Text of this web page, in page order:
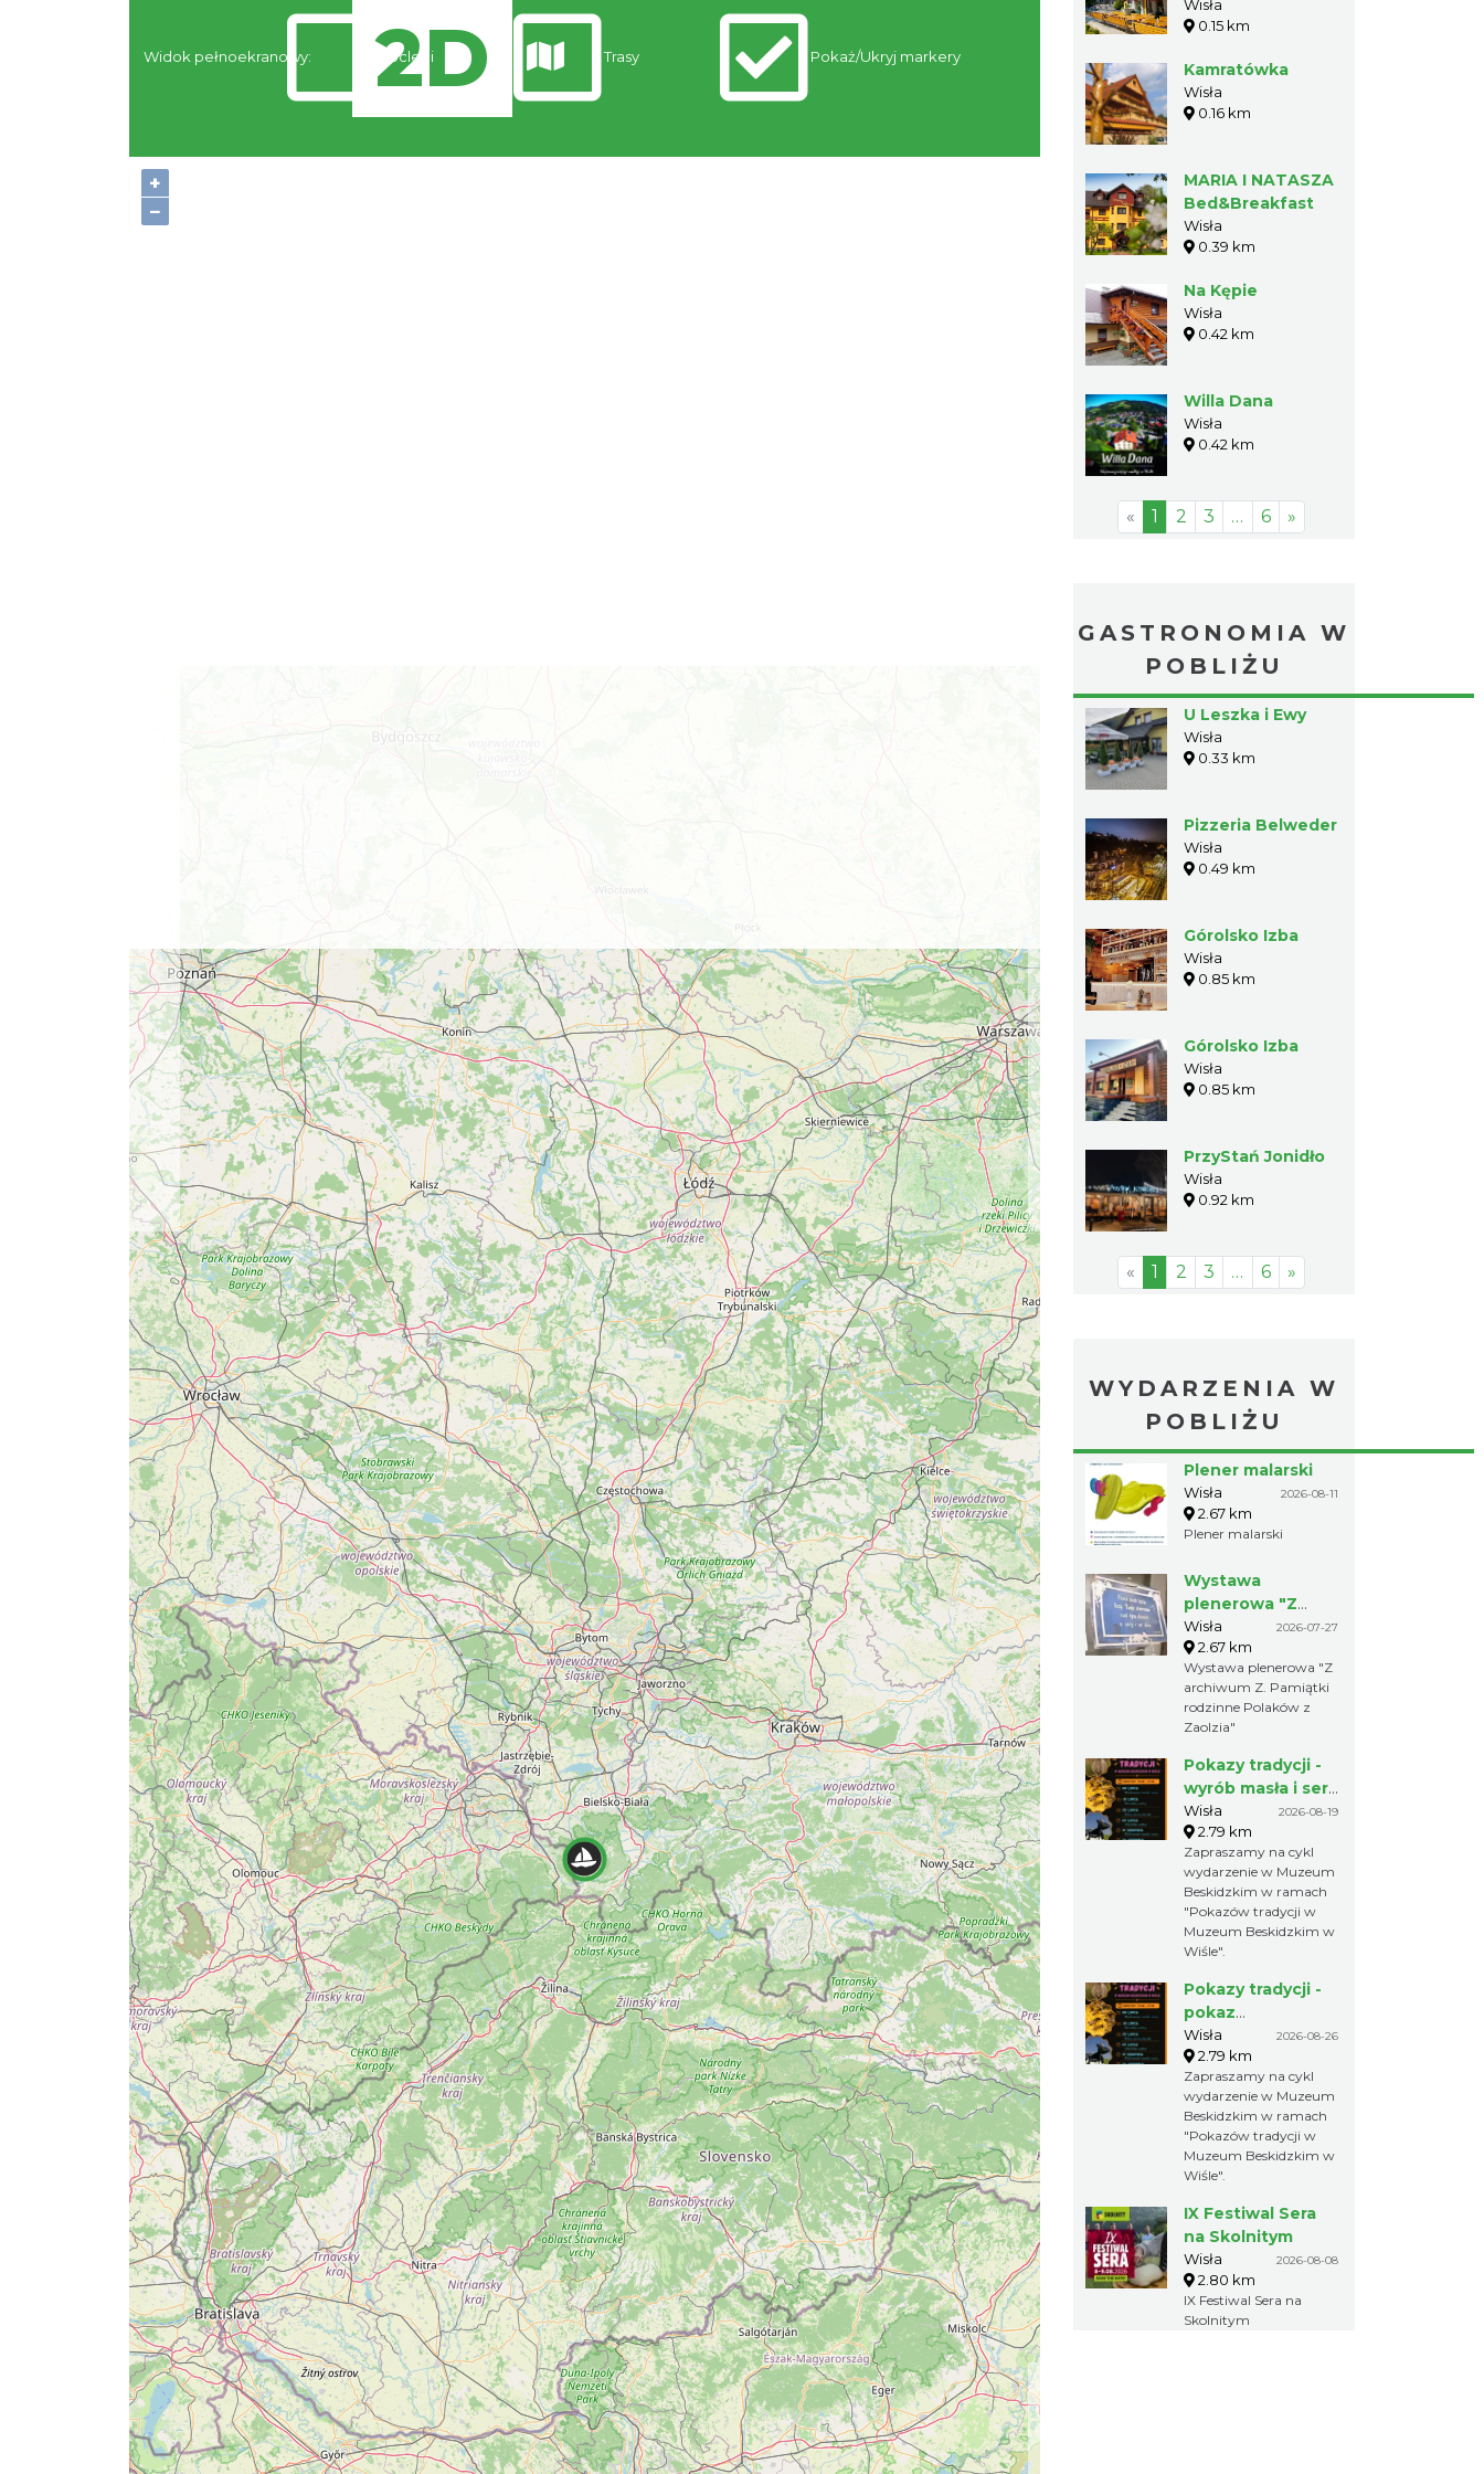
+
−
Widok pełnoekranowy: Noclegi Trasy Pokaż/Ukryj markery
Wisła
0.15 km
Kamratówka
Wisła
0.16 km
MARIA I NATASZA
Bed&Breakfast
Wisła
0.39 km
Na Kępie
Wisła
0.42 km
Willa Dana
Wisła
0.42 km
« 1 2 3 … 6 »
GASTRONOMIA W
POBLIŻU
U Leszka i Ewy
Wisła
0.33 km
Pizzeria Belweder
Wisła
0.49 km
Górolsko Izba
Wisła
0.85 km
Górolsko Izba
Wisła
0.85 km
PrzyStań Jonidło
Wisła
0.92 km
« 1 2 3 … 6 »
WYDARZENIA W
POBLIŻU
Plener malarski
Wisła 2026-08-11
2.67 km
Plener malarski
Wystawa
plenerowa "Z
archiwum Z.
Pamiątki rodzinne
Polaków z
Zaolzia"
Wisła 2026-07-27
2.67 km
Wystawa plenerowa "Z
archiwum Z. Pamiątki
rodzinne Polaków z
Zaolzia"
Pokazy tradycji -
wyrób masła i sera
w Muzeum
Beskidzkim
Wisła 2026-08-19
2.79 km
Zapraszamy na cykl
wydarzenie w Muzeum
Beskidzkim w ramach
"Pokazów tradycji w
Muzeum Beskidzkim w
Wiśle".
Pokazy tradycji -
pokaz
pszczelarski w
Muzeum
Beskidzkim
Wisła 2026-08-26
2.79 km
Zapraszamy na cykl
wydarzenie w Muzeum
Beskidzkim w ramach
"Pokazów tradycji w
Muzeum Beskidzkim w
Wiśle".
IX Festiwal Sera
na Skolnitym
Wisła 2026-08-08
2.80 km
IX Festiwal Sera na
Skolnitym